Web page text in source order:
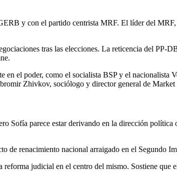
y con el partido centrista MRF. El líder del
tras las elecciones. La reticencia del PP-
en el poder, como el socialista BSP y el nacionalista
Zhivkov, sociólogo y director general de
Sofía parece estar derivando en la dirección política
de renacimiento nacional arraigado en el Segundo
judicial en el centro del mismo. Sostiene que